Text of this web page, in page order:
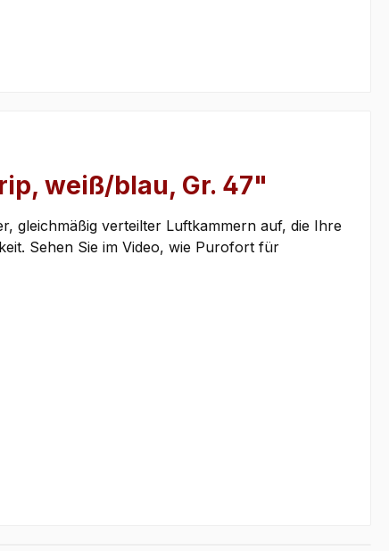
weiß/blau, Gr. 47"
gleichmäßig verteilter Luftkammern auf, die Ihre
Sehen Sie im Video, wie Purofort für